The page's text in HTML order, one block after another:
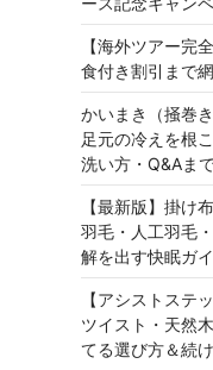
【海外ツアー完
食付き割引まで
かいまき（掻巻
足元の冷えを根
洗い方・Q&Aま
【最新版】掛け
羽毛・人工羽毛
解を出す快眠ガ
【アシストステ
ツイスト・天然
てる選び方＆続